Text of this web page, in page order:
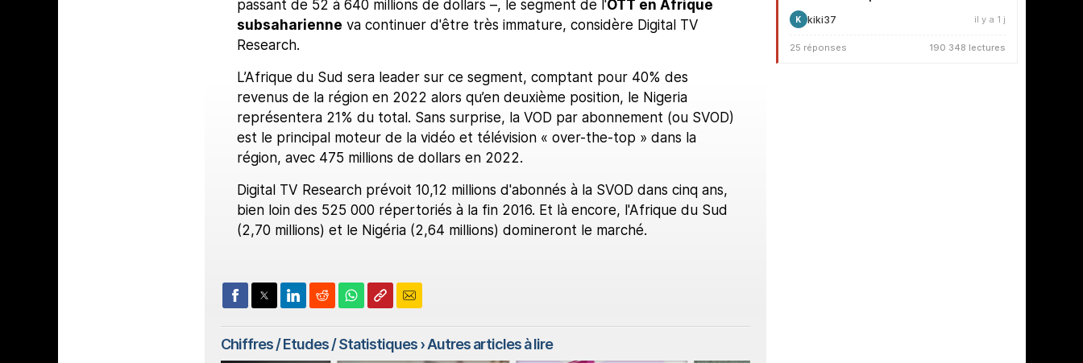
passant de 52 à 640 millions de dollars –, le segment de l'OTT en Afrique
subsaharienne va continuer d'être très immature, considère Digital TV
Research.
L’Afrique du Sud sera leader sur ce segment, comptant pour 40% des
revenus de la région en 2022 alors qu’en deuxième position, le Nigeria
représentera 21% du total. Sans surprise, la VOD par abonnement (ou SVOD)
est le principal moteur de la vidéo et télévision « over-the-top » dans la
région, avec 475 millions de dollars en 2022.
Digital TV Research prévoit 10,12 millions d'abonnés à la SVOD dans cinq ans,
bien loin des 525 000 répertoriés à la fin 2016. Et là encore, l'Afrique du Sud
(2,70 millions) et le Nigéria (2,64 millions) domineront le marché.
Chiffres / Etudes / Statistiques› Autres articles à lire
K kiki37 il y a 1 j
25 réponses 190 348 lectures